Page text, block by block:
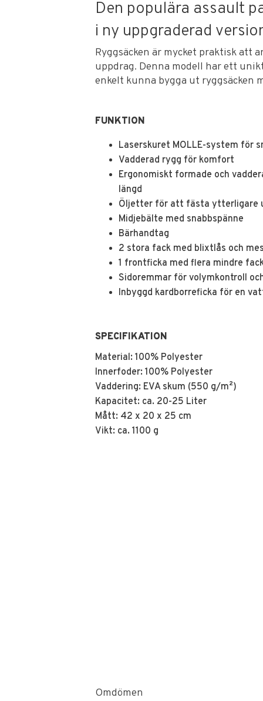
Den populära assault
i ny uppgraderad
Ryggsäcken är mycket praktisk att
uppdrag. Denna modell har ett
enkelt kunna bygga ut ryggsäcken
FUNKTION
Laserskuret MOLLE-system för
Vadderad rygg för komfort
Ergonomiskt formade och
längd
Öljetter för att fästa ytterligare
Midjebälte med snabbspänne
Bärhandtag
2 stora fack med blixtlås och
1 frontficka med flera mindre
Sidoremmar för volymkontroll
Inbyggd kardborreficka för en
SPECIFIKATION
Material: 100% Polyester
Innerfoder: 100% Polyester
Vaddering: EVA skum (550 g/m²)
Kapacitet: ca. 20-25 Liter
Mått: 42 x 20 x 25 cm
Vikt: ca. 1100 g
Omdömen